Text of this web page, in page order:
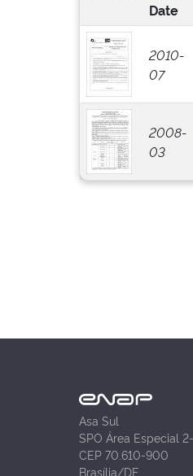
Date
2010-
07
2008-
03
Asa Sul
SPO Área Especial
CEP 70.610-900
Brasília/DF